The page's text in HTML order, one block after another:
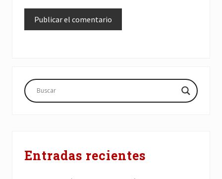
Barra
lateral
Entradas recientes